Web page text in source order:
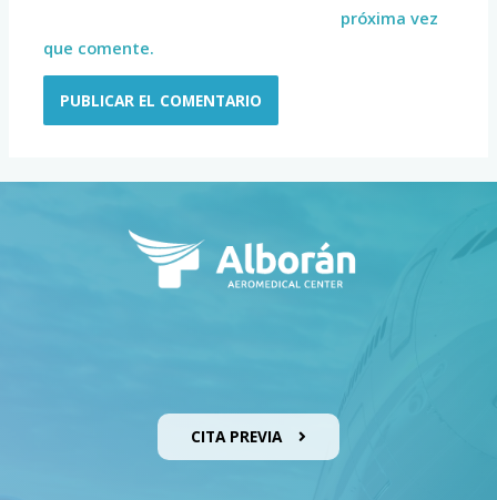
próxima vez
que comente.
CITA PREVIA